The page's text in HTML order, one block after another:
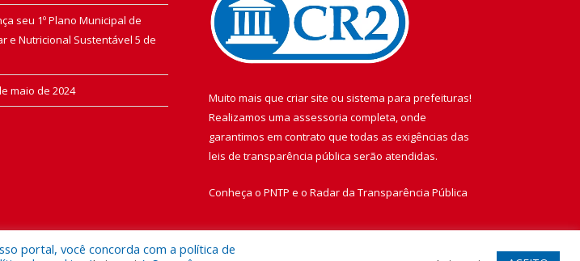
seu 1º Plano Municipal de
e Nutricional Sustentável 5 de
maio de 2024 Muito mais que criar site ou sistema para prefeituras!
Realizamos uma assessoria completa, onde
garantimos em contrato que todas as exigências das
leis de transparência pública serão atendidas.
Conheça o PNTP e o Radar da Transparência Pública
portal, você concorda com a política de